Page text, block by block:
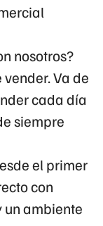
nosotros?
Va de
cada día
siempre
el primer
con
un ambiente